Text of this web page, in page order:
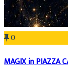
0
MAGIX in PIAZZA